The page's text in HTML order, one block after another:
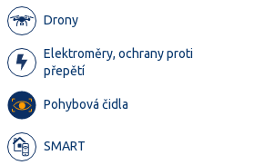
Drony
Elektroměry, ochrany proti
přepětí
Pohybová čidla
SMART